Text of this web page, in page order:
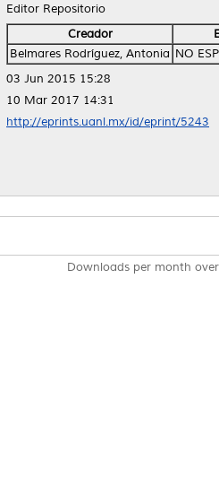
Editor Repositorio
Creador
Belmares Rodríguez, Antonia NO
03 Jun 2015 15:28
10 Mar 2017 14:31
http://eprints.uanl.mx/id/eprint/5243
Downloads per month